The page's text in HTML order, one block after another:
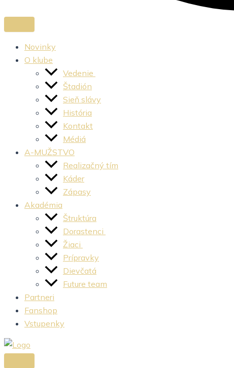
Novinky
O klube
Vedenie
Štadión
Sieň slávy
História
Kontakt
Médiá
A-MUŽSTVO
Realizačný tím
Káder
Zápasy
Akadémia
Štruktúra
Dorastenci
Žiaci
Prípravky
Dievčatá
Future team
Partneri
Fanshop
Vstupenky